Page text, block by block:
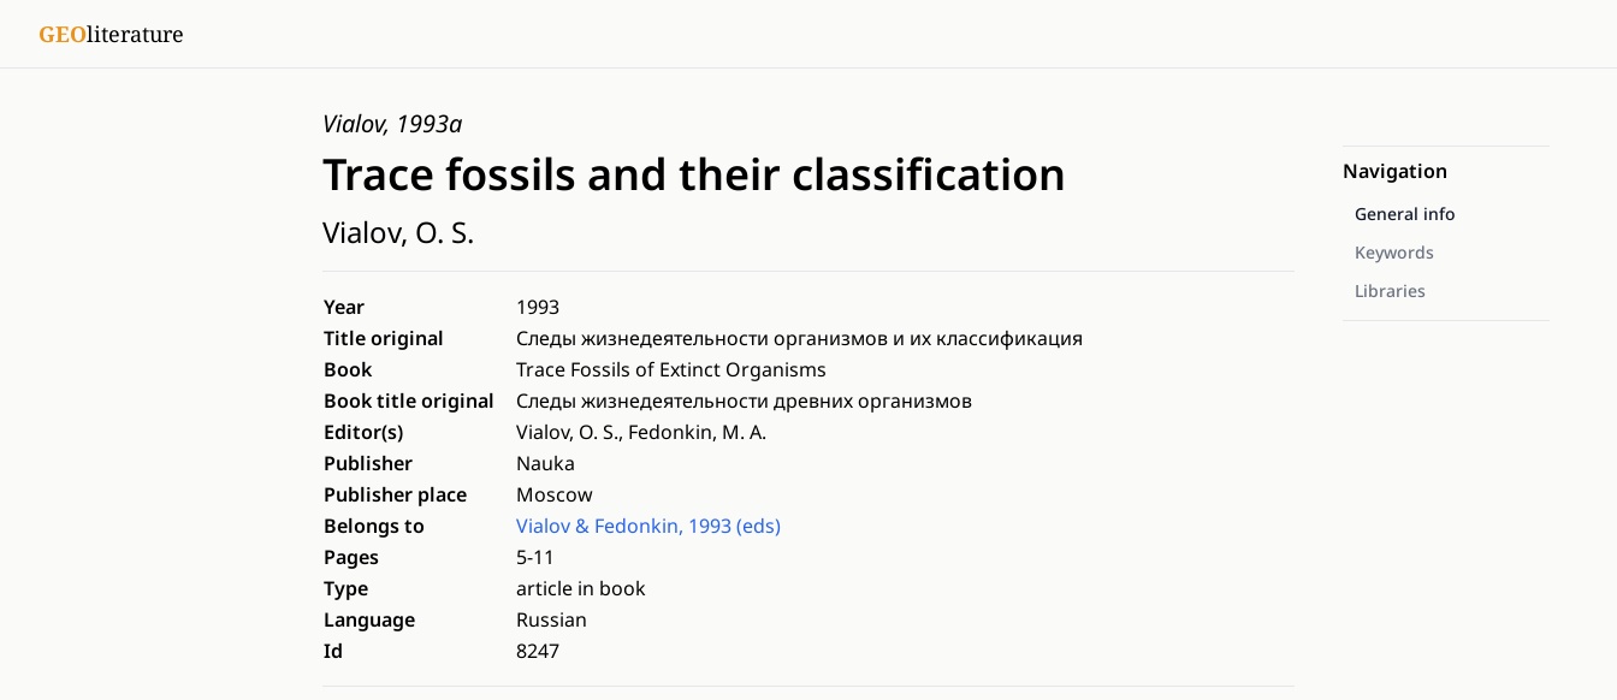
GEOliterature
Vialov, 1993a
Trace fossils and their classification
Vialov, O. S.
Year
1993
Title original
Следы жизнедеятельности организмов и их классификация
Book
Trace Fossils of Extinct Organisms
Book title original
Следы жизнедеятельности древних организмов
Editor(s)
Vialov, O. S., Fedonkin, M. A.
Publisher
Nauka
Publisher place
Moscow
Belongs to
Vialov & Fedonkin, 1993 (eds)
Pages
5-11
Type
article in book
Language
Russian
Id
8247
Navigation
General info
Keywords
Libraries